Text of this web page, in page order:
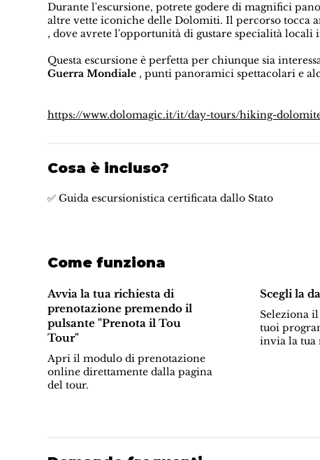
Durante l'escursione, potrete godere di magnifici
altre vette iconiche delle Dolomiti. Il percorso tocca
, dove avrete l'opportunità di gustare specialità locali
Questa escursione è perfetta per chiunque sia
Guerra Mondiale , punti panoramici spettacolari e
https://www.dolomagic.it/it/day-tours/hiking-
Cosa è incluso?
✅ Guida escursionistica certificata dallo Stato
Come funziona
Avvia la tua richiesta di
prenotazione premendo il
pulsante "Prenota il Tou
Tour"
Apri il modulo di prenotazione
online direttamente dalla pagina
del tour.
Scegli la
Seleziona
tuoi
invia la tua